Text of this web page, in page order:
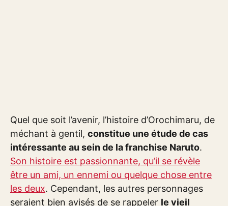
Quel que soit l’avenir, l’histoire d’Orochimaru, de
méchant à gentil, constitue une étude de cas
intéressante au sein de la franchise Naruto.
Son histoire est passionnante, qu’il se révèle
être un ami, un ennemi ou quelque chose entre
les deux. Cependant, les autres personnages
seraient bien avisés de se rappeler le vieil